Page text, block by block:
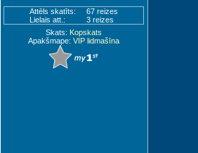
Attēls skatīts:
67 reizes
Lielais att.:
3 reizes
Skats: Kopskats
Apakšmape: VIP lidmašīna